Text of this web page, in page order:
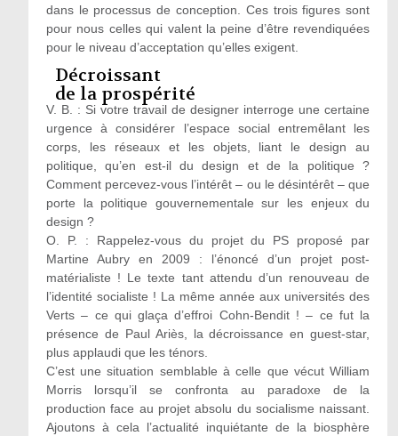
dans le processus de conception. Ces trois figures sont
pour nous celles qui valent la peine d’être revendiquées
pour le niveau d’acceptation qu’elles exigent.
Décroissant
de la prospérité
V. B. : Si votre travail de designer interroge une certaine
urgence à considérer l’espace social entremêlant les
corps, les réseaux et les objets, liant le design au
politique, qu’en est-il du design et de la politique ?
Comment percevez-vous l’intérêt – ou le désintérêt – que
porte la politique gouvernementale sur les enjeux du
design ?
O. P. : Rappelez-vous du projet du PS proposé par
Martine Aubry en 2009 : l’énoncé d’un projet post-
matérialiste ! Le texte tant attendu d’un renouveau de
l’identité socialiste ! La même année aux universités des
Verts – ce qui glaça d’effroi Cohn-Bendit ! – ce fut la
présence de Paul Ariès, la décroissance en guest-star,
plus applaudi que les ténors.
C’est une situation semblable à celle que vécut William
Morris lorsqu’il se confronta au paradoxe de la
production face au projet absolu du socialisme naissant.
Ajoutons à cela l’actualité inquiétante de la biosphère